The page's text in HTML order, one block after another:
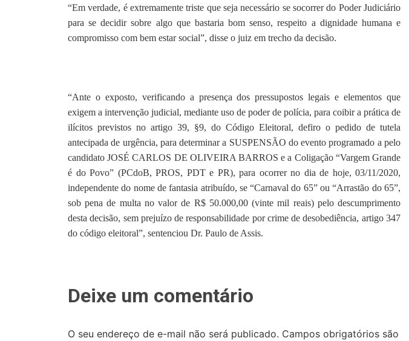
“Em verdade, é extremamente triste que seja necessário se socorrer do Poder Judiciário
para se decidir sobre algo que bastaria bom senso, respeito a dignidade humana e
compromisso com bem estar social”, disse o juiz em trecho da decisão.
“Ante o exposto, verificando a presença dos pressupostos legais e elementos que
exigem a intervenção judicial, mediante uso de poder de polícia, para coibir a prática de
ilícitos previstos no artigo 39, §9, do Código Eleitoral, defiro o pedido de tutela
antecipada de urgência, para determinar a SUSPENSÃO do evento programado a pelo
candidato JOSÉ CARLOS DE OLIVEIRA BARROS e a Coligação “Vargem Grande
é do Povo” (PCdoB, PROS, PDT e PR), para ocorrer no dia de hoje, 03/11/2020,
independente do nome de fantasia atribuído, se “Carnaval do 65” ou “Arrastão do 65”,
sob pena de multa no valor de R$ 50.000,00 (vinte mil reais) pelo descumprimento
desta decisão, sem prejuízo de responsabilidade por crime de desobediência, artigo 347
do código eleitoral”, sentenciou Dr. Paulo de Assis.
Deixe um comentário
O seu endereço de e-mail não será publicado. Campos obrigatórios são